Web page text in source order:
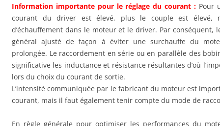
Information importante pour le réglage du courant : Pour
courant du driver est élevé, plus le couple est élevé,
d’échauffement dans le moteur et le driver. Par conséquent,
général ajusté de façon à éviter une surchauffe du
prolongée. Le raccordement en série ou en parallèle des
significative les inductance et résistance résultantes d’où
lors du choix du courant de sortie.
L’intensité communiquée par le fabricant du moteur est
courant, mais il faut également tenir compte du mode de
En règle générale pour optimiser les performances du